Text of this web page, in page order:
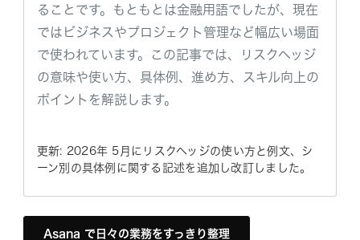
ることです。もともとは金融用語でしたが、現在
ではビジネスやプロジェクト管理など幅広い場面
で使われています。この記事では、リスクヘッジ
の意味や使い方、具体例、進め方、スキル向上の
ポイントを解説します。
更新: 2026年 5月にリスクヘッジの使い方と例文、シ
ーン別の具体例に関する記述を追加し改訂しました。
Asana で日々の業務をすっきり整理